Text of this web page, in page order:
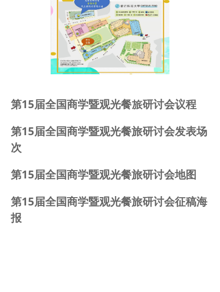
第15届全国商学暨观光餐旅研讨会议程
第15届全国商学暨观光餐旅研讨会发表场
次
第15届全国商学暨观光餐旅研讨会地图
第15届全国商学暨观光餐旅研讨会征稿海
报